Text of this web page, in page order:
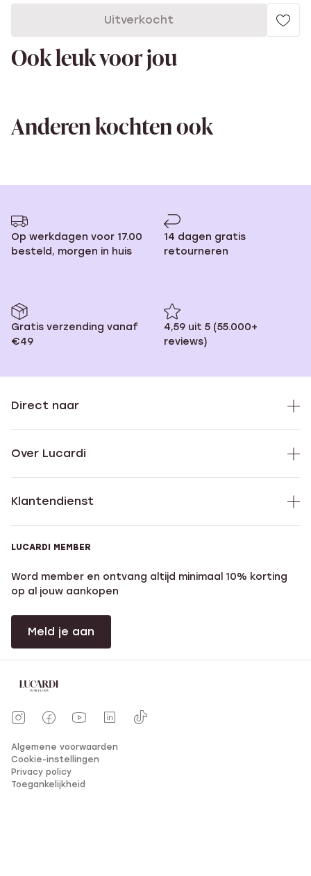
Uitverkocht
Ook leuk voor jou
Anderen kochten ook
Op werkdagen voor 17.00
besteld, morgen in huis
14 dagen gratis
retourneren
Gratis verzending vanaf
€49
4,59 uit 5 (55.000+
reviews)
Direct naar
Over Lucardi
Klantendienst
LUCARDI MEMBER
Word member en ontvang altijd minimaal 10% korting
op al jouw aankopen
Meld je aan
Algemene voorwaarden
Cookie-instellingen
Privacy policy
Toegankelijkheid